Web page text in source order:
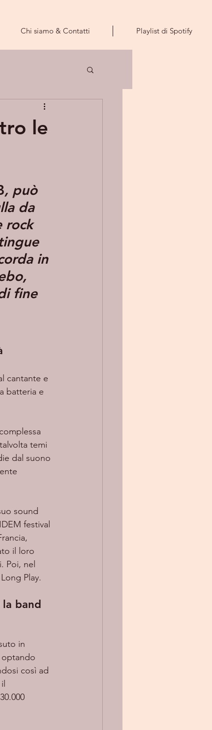
Chi siamo & Contatti Playlist di Spotify
le
, può
da
rock
in
fine
cantante e
batteria e
temi
dal suono
festival
il loro
Poi, nel
Play.
band
optando
così ad